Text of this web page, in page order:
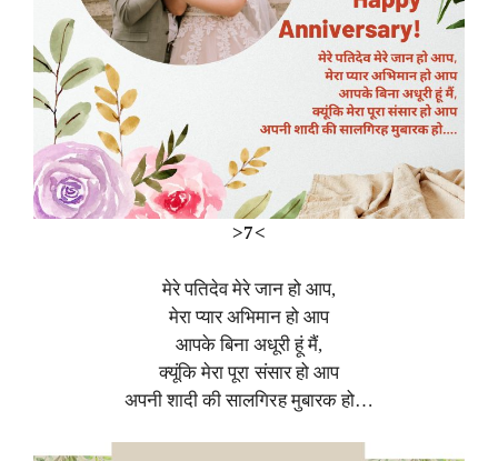
>7<
मेरे पतिदेव मेरे जान हो आप,
मेरा प्यार अभिमान हो आप
आपके बिना अधूरी हूं मैं,
क्यूंकि मेरा पूरा संसार हो आप
अपनी शादी की सालगिरह मुबारक हो…